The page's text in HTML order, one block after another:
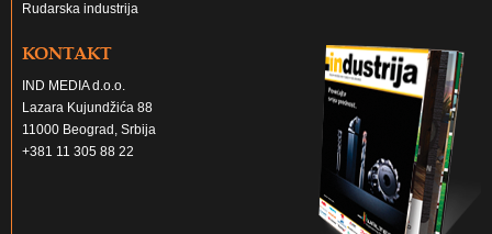
Rudarska industrija
KONTAKT
IND MEDIA d.o.o.
Lazara Kujundžića 88
11000 Beograd, Srbija
+381 11 305 88 22